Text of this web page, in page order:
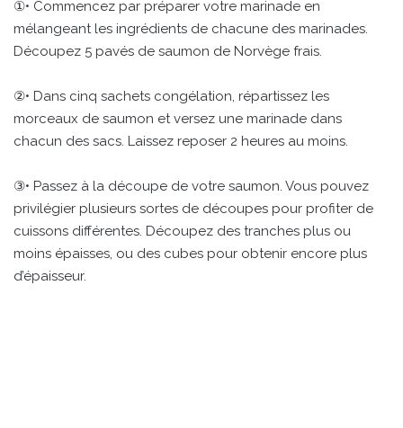
①• Commencez par préparer votre marinade en
mélangeant les ingrédients de chacune des marinades.
Découpez 5 pavés de saumon de Norvège frais.
②• Dans cinq sachets congélation, répartissez les
morceaux de saumon et versez une marinade dans
chacun des sacs. Laissez reposer 2 heures au moins.
③• Passez à la découpe de votre saumon. Vous pouvez
privilégier plusieurs sortes de découpes pour profiter de
cuissons différentes. Découpez des tranches plus ou
moins épaisses, ou des cubes pour obtenir encore plus
d’épaisseur.